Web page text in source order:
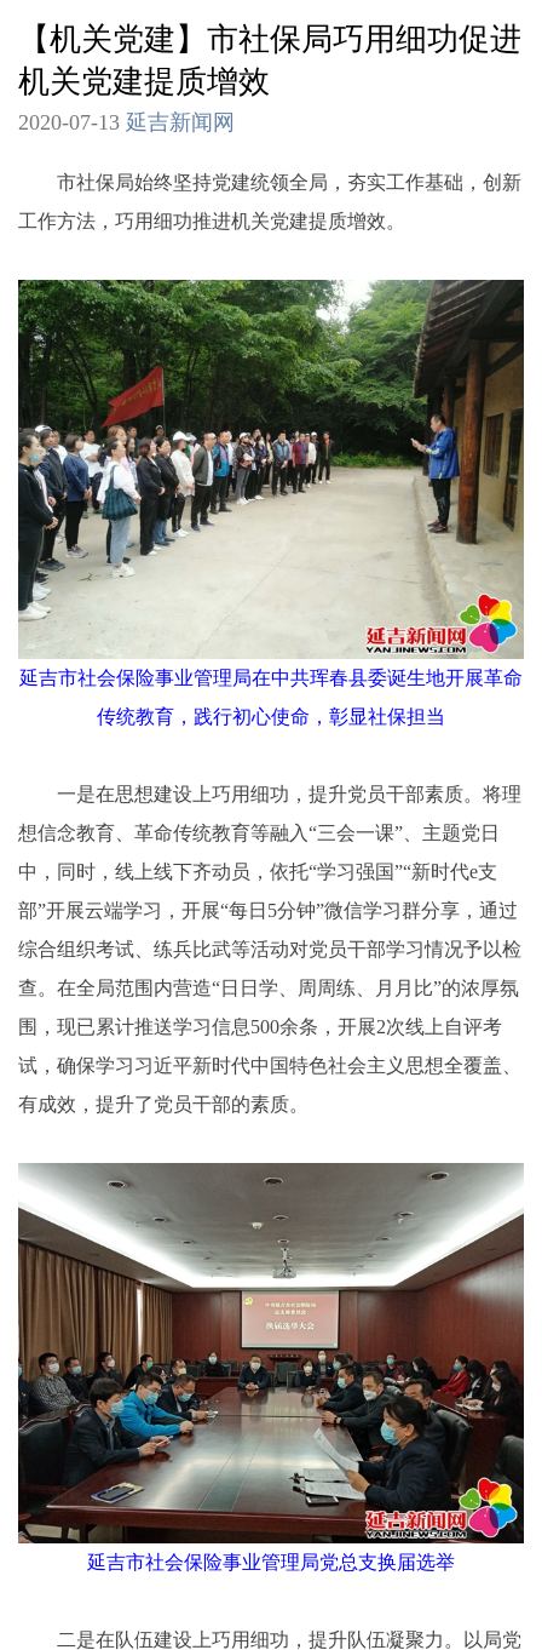
【机关党建】市社保局巧用细功促进
机关党建提质增效
2020-07-13 延吉新闻网
市社保局始终坚持党建统领全局，夯实工作基础，创新
工作方法，巧用细功推进机关党建提质增效。
延吉市社会保险事业管理局在中共珲春县委诞生地开展革命
传统教育，践行初心使命，彰显社保担当
一是在思想建设上巧用细功，提升党员干部素质。将理
想信念教育、革命传统教育等融入“三会一课”、主题党日
中，同时，线上线下齐动员，依托“学习强国”“新时代e支
部”开展云端学习，开展“每日5分钟”微信学习群分享，通过
综合组织考试、练兵比武等活动对党员干部学习情况予以检
查。在全局范围内营造“日日学、周周练、月月比”的浓厚氛
围，现已累计推送学习信息500余条，开展2次线上自评考
试，确保学习习近平新时代中国特色社会主义思想全覆盖、
有成效，提升了党员干部的素质。
延吉市社会保险事业管理局党总支换届选举
二是在队伍建设上巧用细功，提升队伍凝聚力。以局党